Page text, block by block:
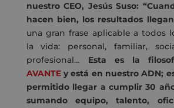
nuestro CEO, Jesús Suso:
hacen bien, los resultados
una gran frase aplicable a todos
la vida: personal, familiar,
profesional… Esta es la
AVANTEy está en nuestro ADN;
permitido llegar a cumplir 30
sumando equipo, talento,